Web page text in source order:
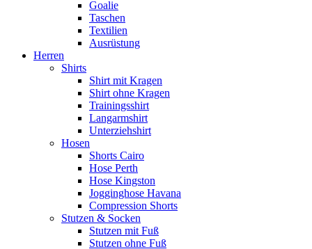
Goalie
Taschen
Textilien
Ausrüstung
Herren
Shirts
Shirt mit Kragen
Shirt ohne Kragen
Trainingsshirt
Langarmshirt
Unterziehshirt
Hosen
Shorts Cairo
Hose Perth
Hose Kingston
Jogginghose Havana
Compression Shorts
Stutzen & Socken
Stutzen mit Fuß
Stutzen ohne Fuß